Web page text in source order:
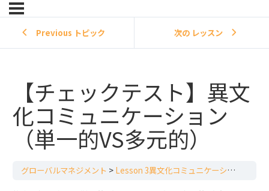
Previous トピック 次の レッスン
【チェックテスト】異文
化コミュニケーション
（単一的VS多元的）
グローバルマネジメント Lesson 3異文化コミュニケーション（単一的VS多元的）